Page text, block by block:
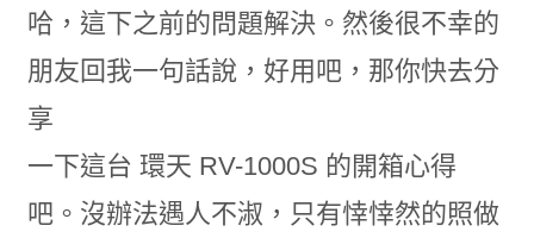
哈，這下之前的問題解決。然後很不幸的
朋友回我一句話說，好用吧，那你快去分
享
一下這台 環天 RV-1000S 的開箱心得
吧。沒辦法遇人不淑，只有悻悻然的照做